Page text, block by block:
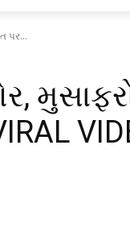
પર...